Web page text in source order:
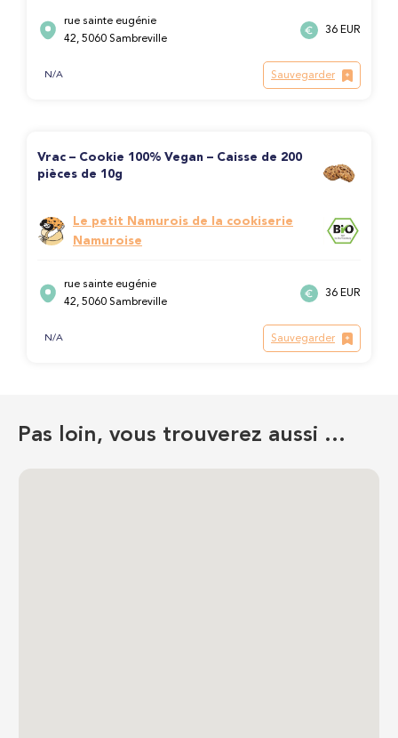
rue sainte eugénie
42, 5060 Sambreville
36 EUR
N/A Sauvegarder
Vrac – Cookie 100% Vegan – Caisse de 200
pièces de 10g
Le petit Namurois de la cookiserie
Namuroise
rue sainte eugénie
42, 5060 Sambreville
36 EUR
N/A Sauvegarder
Pas loin, vous trouverez aussi …